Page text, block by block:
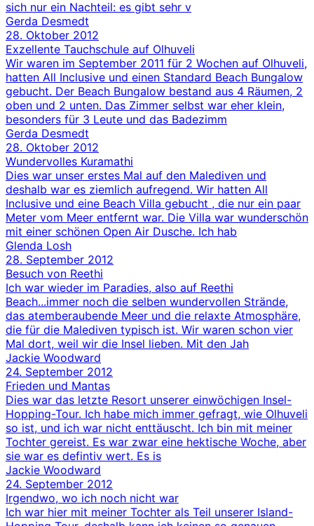
sich nur ein Nachteil: es gibt sehr v
Gerda Desmedt
28. Oktober 2012
Exzellente Tauchschule auf Olhuveli
Wir waren im September 2011 für 2 Wochen auf Olhuveli,
hatten All Inclusive und einen Standard Beach Bungalow
gebucht. Der Beach Bungalow bestand aus 4 Räumen, 2
oben und 2 unten. Das Zimmer selbst war eher klein,
besonders für 3 Leute und das Badezimm
Gerda Desmedt
28. Oktober 2012
Wundervolles Kuramathi
Dies war unser erstes Mal auf den Malediven und
deshalb war es ziemlich aufregend. Wir hatten All
Inclusive und eine Beach Villa gebucht , die nur ein paar
Meter vom Meer entfernt war. Die Villa war wunderschön
mit einer schönen Open Air Dusche. Ich hab
Glenda Losh
28. September 2012
Besuch von Reethi
Ich war wieder im Paradies, also auf Reethi
Beach...immer noch die selben wundervollen Strände,
das atemberaubende Meer und die relaxte Atmosphäre,
die für die Malediven typisch ist. Wir waren schon vier
Mal dort, weil wir die Insel lieben. Mit den Jah
Jackie Woodward
24. September 2012
Frieden und Mantas
Dies war das letzte Resort unserer einwöchigen Insel-
Hopping-Tour. Ich habe mich immer gefragt, wie Olhuveli
so ist, und ich war nicht enttäuscht. Ich bin mit meiner
Tochter gereist. Es war zwar eine hektische Woche, aber
sie war es defintiv wert. Es is
Jackie Woodward
24. September 2012
Irgendwo, wo ich noch nicht war
Ich war hier mit meiner Tochter als Teil unserer Island-